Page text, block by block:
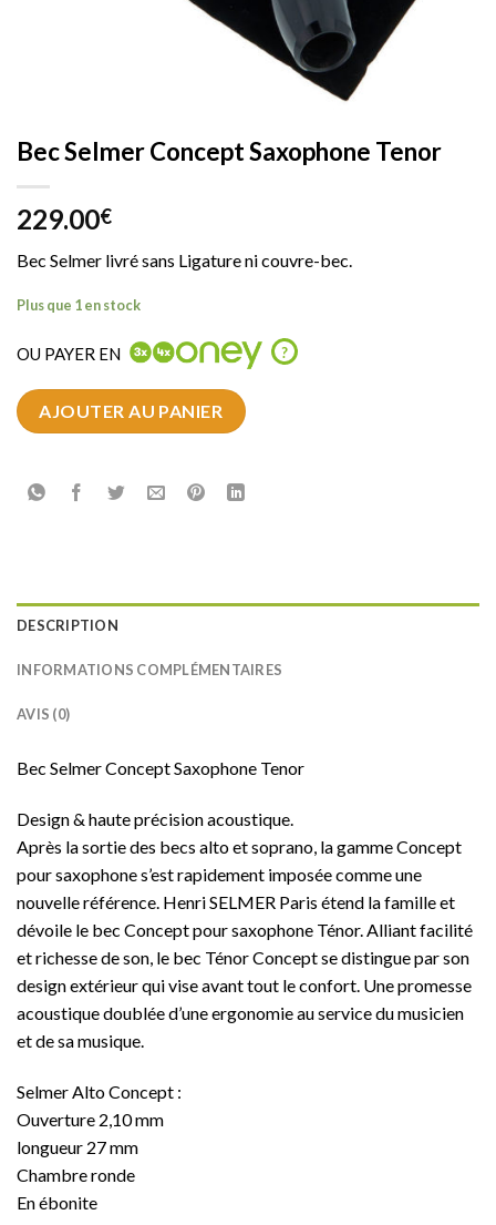
Bec Selmer Concept Saxophone Tenor
229.00€
Bec Selmer livré sans Ligature ni couvre-bec.
Plus que 1 en stock
OU PAYER EN ?
AJOUTER AU PANIER
DESCRIPTION
INFORMATIONS COMPLÉMENTAIRES
AVIS (0)
Bec Selmer Concept Saxophone Tenor
Design & haute précision acoustique.
Après la sortie des becs alto et soprano, la gamme Concept
pour saxophone s’est rapidement imposée comme une
nouvelle référence. Henri SELMER Paris étend la famille et
dévoile le bec Concept pour saxophone Ténor. Alliant facilité
et richesse de son, le bec Ténor Concept se distingue par son
design extérieur qui vise avant tout le confort. Une promesse
acoustique doublée d’une ergonomie au service du musicien
et de sa musique.
Selmer Alto Concept :
Ouverture 2,10 mm
longueur 27 mm
Chambre ronde
En ébonite